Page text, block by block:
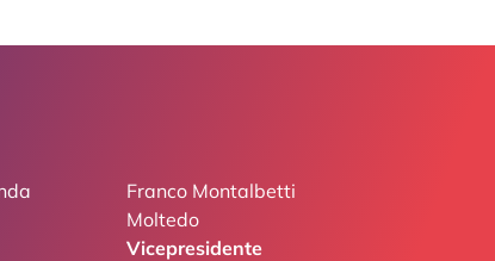
Franco Montalbetti
Moltedo
Vicepresidente